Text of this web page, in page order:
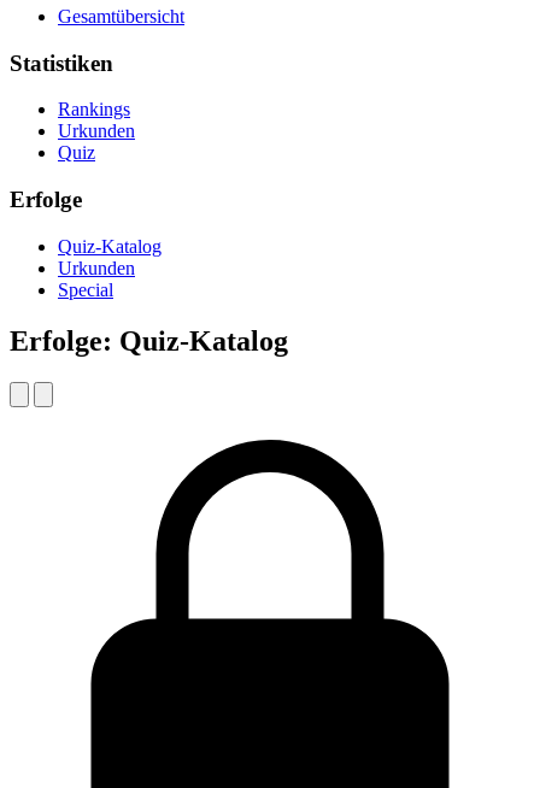
Gesamtübersicht
Statistiken
Rankings
Urkunden
Quiz
Erfolge
Quiz-Katalog
Urkunden
Special
Erfolge: Quiz-Katalog